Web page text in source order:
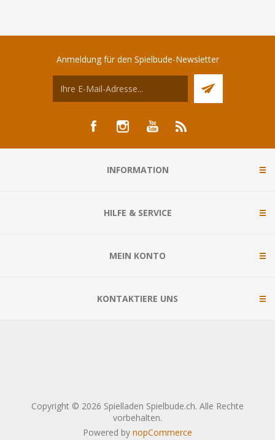
Anmeldung für den Spielbude-Newsletter
INFORMATION
HILFE & SERVICE
MEIN KONTO
KONTAKTIERE UNS
Copyright © 2026 Spielladen Spielbude.ch. Alle Rechte
vorbehalten.
Powered by nopCommerce